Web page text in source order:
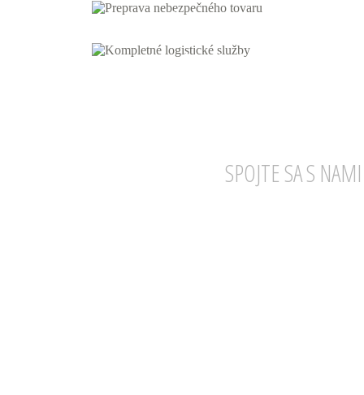
Nebezpečný tovar
Kompletné logistické služby
SPOJTE SA S NAMI